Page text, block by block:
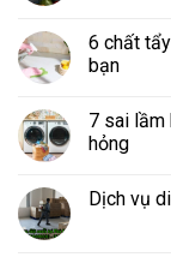
6 chất
bạn
7 sai lầm
hỏng
Dịch vụ